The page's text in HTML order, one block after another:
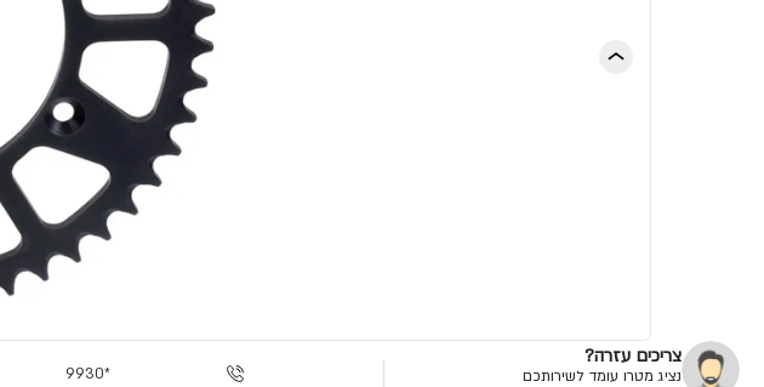
צריכים עזרה?
נציג מטרו עומד לשירותכם *9930